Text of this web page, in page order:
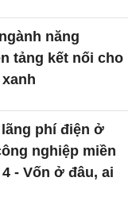
năng
tảng kết nối cho
phí điện ở
nghiệp miền
- Vốn ở đâu, ai